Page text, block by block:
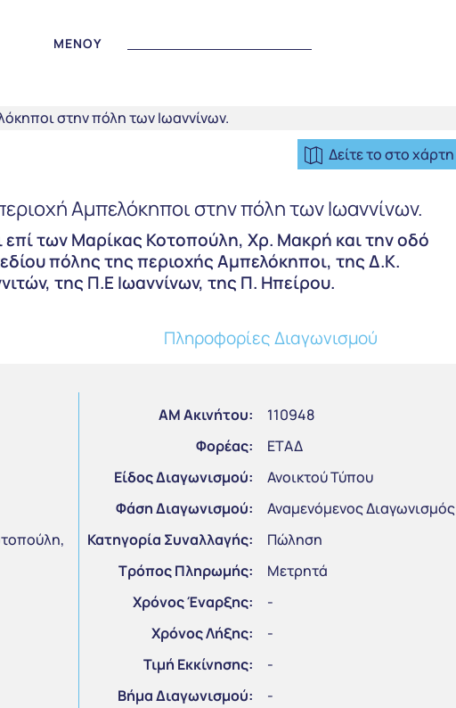
MENOY
Δείτε το στο χάρτη
Αμπελόκηποι στην πόλη των Ιωαννίνων.
επί των Μαρίκας Κοτοπούλη, Χρ. Μακρή και την οδό
πόλης της περιοχής Αμπελόκηποι, της Δ.Κ.
της Π.Ε Ιωαννίνων, της Π. Ηπείρου.
Πληροφορίες Διαγωνισμού
ΑΜ Ακινήτου:
110948
Φορέας:
ΕΤΑΔ
Είδος Διαγωνισμού:
Ανοικτού Τύπου
Φάση Διαγωνισμού:
Αναμενόμενος Διαγωνισμός
Κατηγορία Συναλλαγής:
Πώληση
Τρόπος Πληρωμής:
Μετρητά
Χρόνος Έναρξης:
-
Χρόνος Λήξης:
-
Τιμή Εκκίνησης:
-
Βήμα Διαγωνισμού:
-